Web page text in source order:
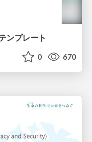
ンプレート
0 670